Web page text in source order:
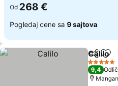
Od 268 €
Pogledaj cene sa 9 sajtova
Deli
Calilo
5 Zvezdice
9,4